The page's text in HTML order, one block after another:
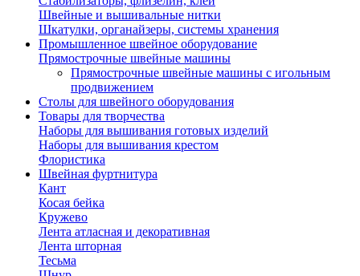
Швейные и вышивальные нитки
Шкатулки, органайзеры, системы хранения
Промышленное швейное оборудование
Прямострочные швейные машины
Прямострочные швейные машины с игольным
продвижением
Столы для швейного оборудования
Товары для творчества
Наборы для вышивания готовых изделий
Наборы для вышивания крестом
Флористика
Швейная фуртнитура
Кант
Косая бейка
Кружево
Лента aтласная и декоративная
Лента шторная
Тесьма